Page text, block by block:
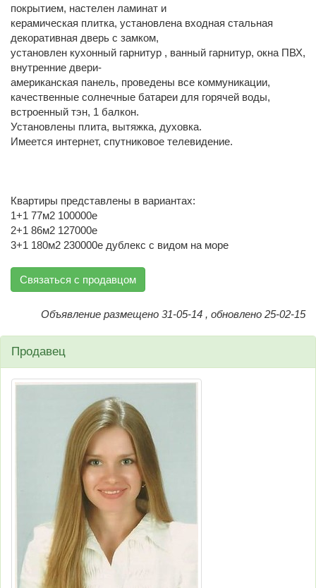
покрытием, настелен ламинат и
керамическая плитка, установлена входная стальная
декоративная дверь с замком,
установлен кухонный гарнитур , ванный гарнитур, окна ПВХ,
внутренние двери-
американская панель, проведены все коммуникации,
качественные солнечные батареи для горячей воды,
встроенный тэн, 1 балкон.
Установлены плита, вытяжка, духовка.
Имеется интернет, спутниковое телевидение.
Квартиры представлены в вариантах:
1+1 77м2 100000е
2+1 86м2 127000е
3+1 180м2 230000е дублекс с видом на море
Связаться с продавцом
Объявление размещено 31-05-14 , обновлено 25-02-15
Продавец